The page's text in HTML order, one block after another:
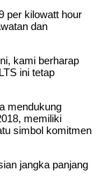
per kilowatt hour
dan
kami berharap
ini tetap
mendukung
memiliki
simbol komitmen
jangka panjang